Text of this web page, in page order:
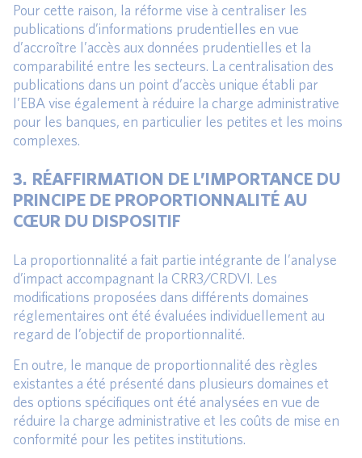
Pour cette raison, la réforme vise à centraliser les
publications d’informations prudentielles en vue
d’accroître l’accès aux données prudentielles et la
comparabilité entre les secteurs. La centralisation des
publications dans un point d’accès unique établi par
l’EBA vise également à réduire la charge administrative
pour les banques, en particulier les petites et les moins
complexes.
3. RÉAFFIRMATION DE L’IMPORTANCE DU
PRINCIPE DE PROPORTIONNALITÉ AU
CŒUR DU DISPOSITIF
La proportionnalité a fait partie intégrante de l’analyse
d’impact accompagnant la CRR3/CRDVI. Les
modifications proposées dans différents domaines
réglementaires ont été évaluées individuellement au
regard de l’objectif de proportionnalité.
En outre, le manque de proportionnalité des règles
existantes a été présenté dans plusieurs domaines et
des options spécifiques ont été analysées en vue de
réduire la charge administrative et les coûts de mise en
conformité pour les petites institutions.